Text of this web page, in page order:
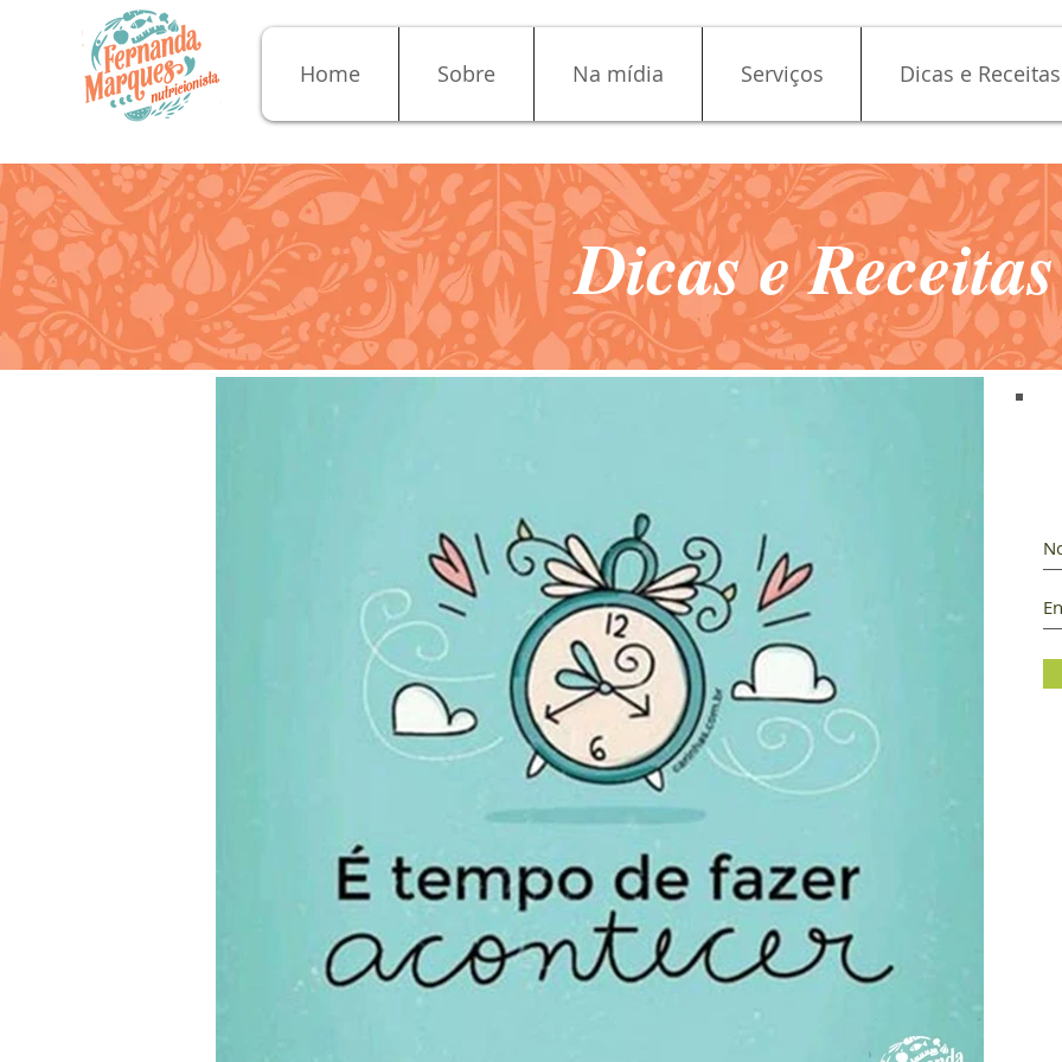
Home Sobre Na mídia Serviços Dicas e Receitas
Dicas e Receitas
Dicas e Receitas